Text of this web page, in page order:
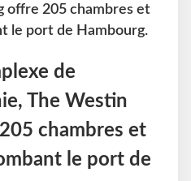
offre 205 chambres et
le port de Hambourg.
de
The Westin
chambres et
le port de